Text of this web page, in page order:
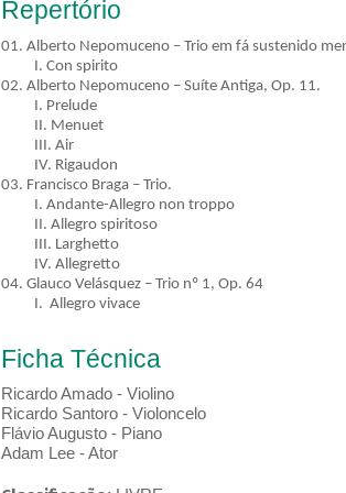
Repertório
01. Alberto Nepomuceno – Trio em fá sustenido
I. Con spirito
02. Alberto Nepomuceno – Suíte Antiga, Op. 11.
I. Prelude
II. Menuet
III. Air
IV. Rigaudon
03. Francisco Braga – Trio.
I. Andante-Allegro non troppo
II. Allegro spiritoso
III. Larghetto
IV. Allegretto
04. Glauco Velásquez – Trio nº 1, Op. 64
I. Allegro vivace
Ficha Técnica
Ricardo Amado - Violino
Ricardo Santoro - Violoncelo
Flávio Augusto - Piano
Adam Lee - Ator